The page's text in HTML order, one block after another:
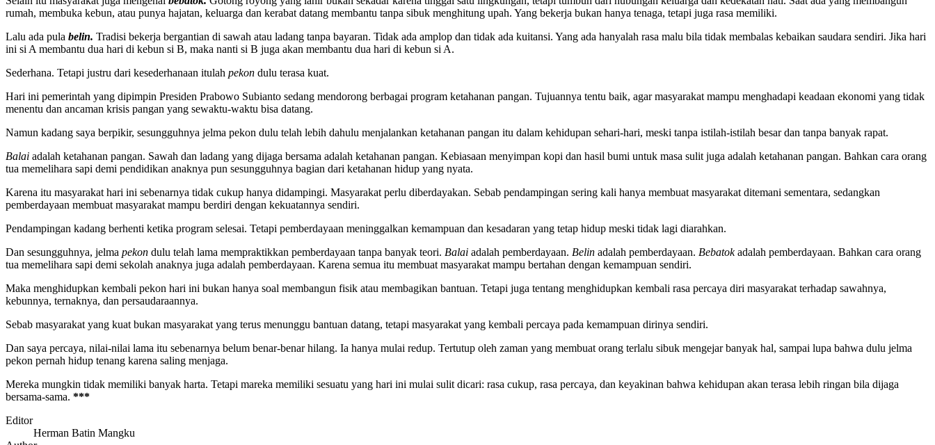
rumah, membuka kebun, atau punya hajatan, keluarga dan kerabat datang membantu tanpa sibuk menghitung upah. Yang bekerja bukan hanya tenaga, tetapi juga rasa memiliki.
Lalu ada pula belin. Tradisi bekerja bergantian di sawah atau ladang tanpa bayaran. Tidak ada amplop dan tidak ada kuitansi. Yang ada hanyalah rasa malu bila tidak membalas kebaikan saudara sendiri. Jika hari
ini si A membantu dua hari di kebun si B, maka nanti si B juga akan membantu dua hari di kebun si A.
Sederhana. Tetapi justru dari kesederhanaan itulah pekon dulu terasa kuat.
Hari ini pemerintah yang dipimpin Presiden Prabowo Subianto sedang mendorong berbagai program ketahanan pangan. Tujuannya tentu baik, agar masyarakat mampu menghadapi keadaan ekonomi yang tidak
menentu dan ancaman krisis pangan yang sewaktu-waktu bisa datang.
Namun kadang saya berpikir, sesungguhnya jelma pekon dulu telah lebih dahulu menjalankan ketahanan pangan itu dalam kehidupan sehari-hari, meski tanpa istilah-istilah besar dan tanpa banyak rapat.
Balai adalah ketahanan pangan. Sawah dan ladang yang dijaga bersama adalah ketahanan pangan. Kebiasaan menyimpan kopi dan hasil bumi untuk masa sulit juga adalah ketahanan pangan. Bahkan cara orang
tua memelihara sapi demi pendidikan anaknya pun sesungguhnya bagian dari ketahanan hidup yang nyata.
Karena itu masyarakat hari ini sebenarnya tidak cukup hanya didampingi. Masyarakat perlu diberdayakan. Sebab pendampingan sering kali hanya membuat masyarakat ditemani sementara, sedangkan
pemberdayaan membuat masyarakat mampu berdiri dengan kekuatannya sendiri.
Pendampingan kadang berhenti ketika program selesai. Tetapi pemberdayaan meninggalkan kemampuan dan kesadaran yang tetap hidup meski tidak lagi diarahkan.
Dan sesungguhnya, jelma pekon dulu telah lama mempraktikkan pemberdayaan tanpa banyak teori. Balai adalah pemberdayaan. Belin adalah pemberdayaan. Bebatokadalah pemberdayaan. Bahkan cara orang
tua memelihara sapi demi sekolah anaknya juga adalah pemberdayaan. Karena semua itu membuat masyarakat mampu bertahan dengan kemampuan sendiri.
Maka menghidupkan kembali pekon hari ini bukan hanya soal membangun fisik atau membagikan bantuan. Tetapi juga tentang menghidupkan kembali rasa percaya diri masyarakat terhadap sawahnya,
kebunnya, ternaknya, dan persaudaraannya.
Sebab masyarakat yang kuat bukan masyarakat yang terus menunggu bantuan datang, tetapi masyarakat yang kembali percaya pada kemampuan dirinya sendiri.
Dan saya percaya, nilai-nilai lama itu sebenarnya belum benar-benar hilang. Ia hanya mulai redup. Tertutup oleh zaman yang membuat orang terlalu sibuk mengejar banyak hal, sampai lupa bahwa dulu jelma
pekon pernah hidup tenang karena saling menjaga.
Mereka mungkin tidak memiliki banyak harta. Tetapi mareka memiliki sesuatu yang hari ini mulai sulit dicari: rasa cukup, rasa percaya, dan keyakinan bahwa kehidupan akan terasa lebih ringan bila dijaga
bersama-sama. ***
Editor
Herman Batin Mangku